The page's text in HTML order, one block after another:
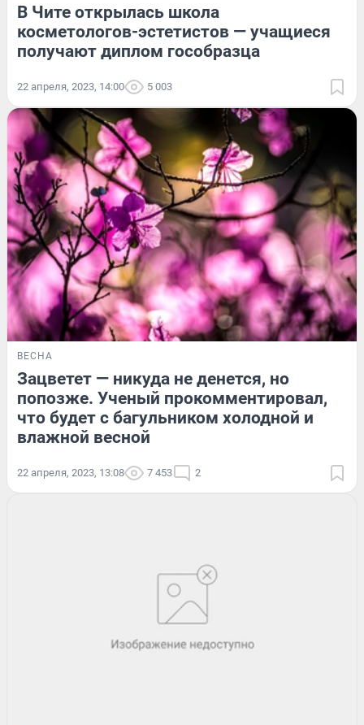
В Чите открылась школа
косметологов-эстетистов — учащиеся
получают диплом гособразца
22 апреля, 2023, 14:00 5 003
ВЕСНА
Зацветет — никуда не денется, но
попозже. Ученый прокомментировал,
что будет с багульником холодной и
влажной весной
22 апреля, 2023, 13:08 7 453 2